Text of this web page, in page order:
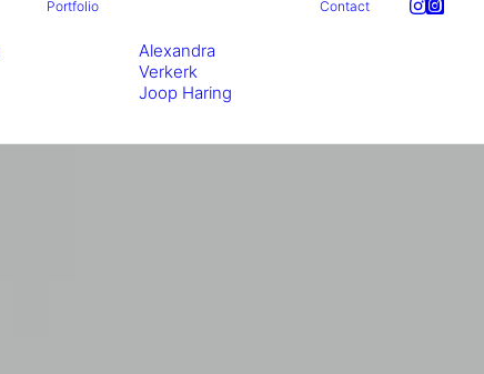
Portfolio
Alexandra
Verkerk
Joop Haring
Contact